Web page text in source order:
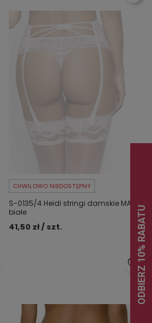
CHWILOWO NIEDOSTĘPNY
S-0135/4 Heidi stringi damskie MAT
białe
41,50 zł / szt.